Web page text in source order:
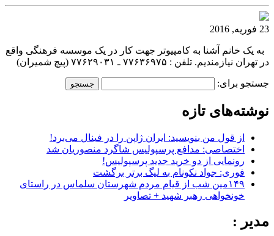
23 فوریه, 2016
به یک خانم آشنا به کامپیوتر جهت کار در یک موسسه فرهنگی واقع
در تهران نیازمندیم. تلفن : ۷۷۶۳۶۹۷۵ ـ ۷۷۶۲۹۰۳۱ (پیچ شمیران)
جستجو برای:
نوشته‌های تازه
از قول من بنویسید: ایران ژاپن را در فینال می‌برد!
اختصاصی: مدافع پرسپولیس شاگرد منصوریان شد
رونمایی از دو خرید جدید پرسپولیس!
فوری: جواد نکونام به لیگ برتر برگشت
۱۴۹مین شب از قیام مردم شهرستان سلماس در راستای
خونخواهی رهبر شهید + تصاویر
مدیر :